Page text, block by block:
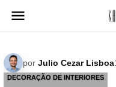
para
por Julio Cezar Lisboa
DECORAÇÃO DE INTERIORES